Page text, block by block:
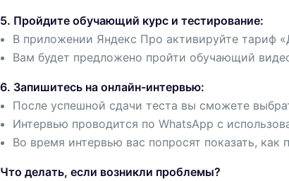
5. Пройдите обучающий курс и тестирование:
В приложении Яндекс Про активируйте тариф
Вам будет предложено пройти обучающий
6. Запишитесь на онлайн-интервью:
После успешной сдачи теста вы сможете
Интервью проводится по WhatsApp с
Во время интервью вас попросят показать, как
Что делать, если возникли проблемы?